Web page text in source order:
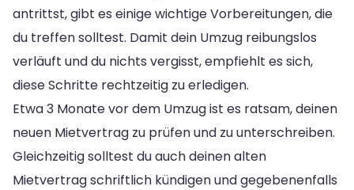
antrittst, gibt es einige wichtige Vorbereitungen, die
du treffen solltest. Damit dein Umzug reibungslos
verläuft und du nichts vergisst, empfiehlt es sich,
diese Schritte rechtzeitig zu erledigen.
Etwa 3 Monate vor dem Umzug ist es ratsam, deinen
neuen Mietvertrag zu prüfen und zu unterschreiben.
Gleichzeitig solltest du auch deinen alten
Mietvertrag schriftlich kündigen und gegebenenfalls